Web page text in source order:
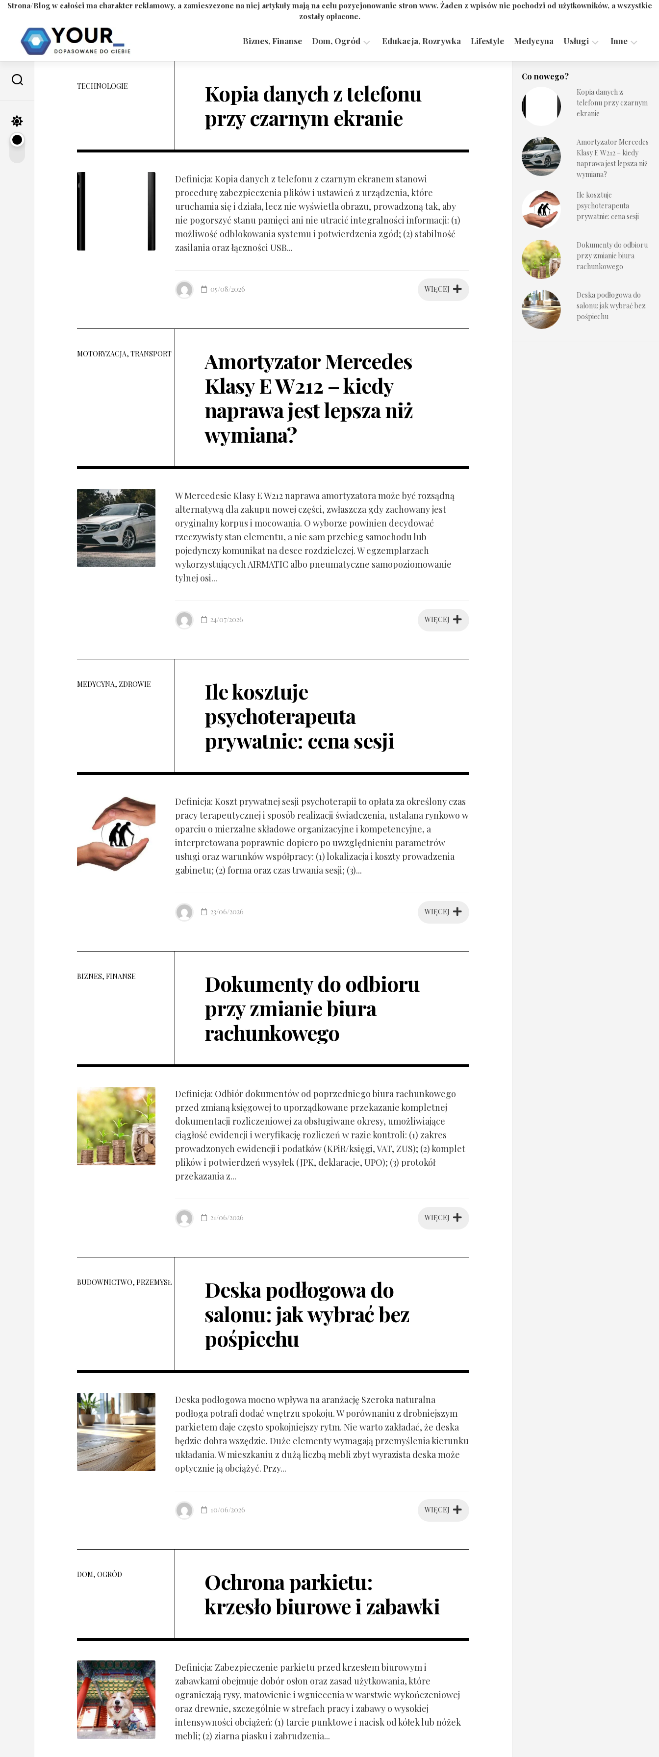
Strona/Blog w całości ma charakter reklamowy, a zamieszczone na niej artykuły mają na celu pozycjonowanie stron www. Żaden z wpisów nie pochodzi od użytkowników, a wszystkie
zostały opłacone.
content
Biznes, Finanse Dom, Ogród Edukacja, Rozrywka Lifestyle Medycyna Usługi
Technologie
Inne
TECHNOLOGIE
Kopia danych z telefonu
przy czarnym ekranie
Definicja: Kopia danych z telefonu z czarnym ekranem stanowi
procedurę zabezpieczenia plików i ustawień z urządzenia, które
uruchamia się i działa, lecz nie wyświetla obrazu, prowadzoną tak, aby
nie pogorszyć stanu pamięci ani nie utracić integralności informacji: (1)
możliwość odblokowania systemu i potwierdzenia zgód; (2) stabilność
zasilania oraz łączności USB...
WIĘCEJ
05/08/2026
MOTORYZACJA, TRANSPORT
Amortyzator Mercedes
Klasy E W212 – kiedy
naprawa jest lepsza niż
wymiana?
W Mercedesie Klasy E W212 naprawa amortyzatora może być rozsądną
alternatywą dla zakupu nowej części, zwłaszcza gdy zachowany jest
oryginalny korpus i mocowania. O wyborze powinien decydować
rzeczywisty stan elementu, a nie sam przebieg samochodu lub
pojedynczy komunikat na desce rozdzielczej. W egzemplarzach
wykorzystujących AIRMATIC albo pneumatyczne samopoziomowanie
tylnej osi...
WIĘCEJ
24/07/2026
MEDYCYNA, ZDROWIE
Ile kosztuje
psychoterapeuta
prywatnie: cena sesji
Definicja: Koszt prywatnej sesji psychoterapii to opłata za określony czas
pracy terapeutycznej i sposób realizacji świadczenia, ustalana rynkowo w
oparciu o mierzalne składowe organizacyjne i kompetencyjne, a
interpretowana poprawnie dopiero po uwzględnieniu parametrów
usługi oraz warunków współpracy: (1) lokalizacja i koszty prowadzenia
gabinetu; (2) forma oraz czas trwania sesji; (3)...
WIĘCEJ
23/06/2026
BIZNES, FINANSE
Dokumenty do odbioru
przy zmianie biura
rachunkowego
Definicja: Odbiór dokumentów od poprzedniego biura rachunkowego
przed zmianą księgowej to uporządkowane przekazanie kompletnej
dokumentacji rozliczeniowej za obsługiwane okresy, umożliwiające
ciągłość ewidencji i weryfikację rozliczeń w razie kontroli: (1) zakres
prowadzonych ewidencji i podatków (KPiR/księgi, VAT, ZUS); (2) komplet
plików i potwierdzeń wysyłek (JPK, deklaracje, UPO); (3) protokół
przekazania z...
WIĘCEJ
21/06/2026
BUDOWNICTWO, PRZEMYSŁ
Deska podłogowa do
salonu: jak wybrać bez
pośpiechu
Deska podłogowa mocno wpływa na aranżację Szeroka naturalna
podłoga potrafi dodać wnętrzu spokoju. W porównaniu z drobniejszym
parkietem daje często spokojniejszy rytm. Nie warto zakładać, że deska
będzie dobra wszędzie. Duże elementy wymagają przemyślenia kierunku
układania. W mieszkaniu z dużą liczbą mebli zbyt wyrazista deska może
optycznie ją obciążyć. Przy...
WIĘCEJ
10/06/2026
DOM, OGRÓD
Ochrona parkietu:
krzesło biurowe i zabawki
Definicja: Zabezpieczenie parkietu przed krzesłem biurowym i
zabawkami obejmuje dobór osłon oraz zasad użytkowania, które
ograniczają rysy, matowienie i wgniecenia w warstwie wykończeniowej
oraz drewnie, szczególnie w strefach pracy i zabawy o wysokiej
intensywności obciążeń: (1) tarcie punktowe i nacisk od kółek lub nóżek
mebli; (2) ziarna piasku i zabrudzenia...
Co nowego?
Kopia danych z
telefonu przy czarnym
ekranie
Amortyzator Mercedes
Klasy E W212 – kiedy
naprawa jest lepsza niż
wymiana?
Ile kosztuje
psychoterapeuta
prywatnie: cena sesji
Dokumenty do odbioru
przy zmianie biura
rachunkowego
Deska podłogowa do
salonu: jak wybrać bez
pośpiechu